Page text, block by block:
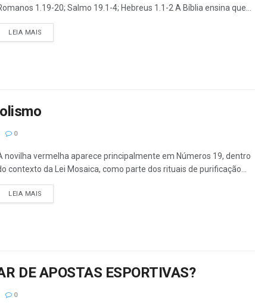
1.19-20; Salmo 19.1-4; Hebreus 1.1-2 A Bíblia ensina que...
LEIA MAIS
0
novilha vermelha aparece principalmente em Números 19, dentro
contexto da Lei Mosaica, como parte dos rituais de purificação...
LEIA MAIS
DE APOSTAS ESPORTIVAS?
0